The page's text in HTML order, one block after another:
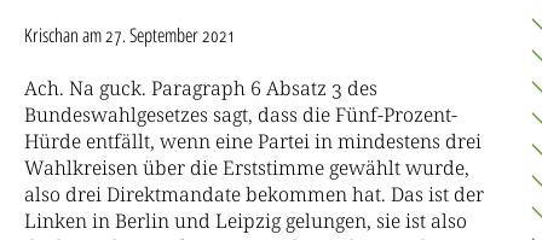
Krischanam 27. September 2021
Ach. Na guck. Paragraph 6 Absatz 3 des
Bundeswahlgesetzes sagt, dass die Fünf-Prozent-
Hürde entfällt, wenn eine Partei in mindestens drei
Wahlkreisen über die Erststimme gewählt wurde,
also drei Direktmandate bekommen hat. Das ist der
Linken in Berlin und Leipzig gelungen, sie ist also